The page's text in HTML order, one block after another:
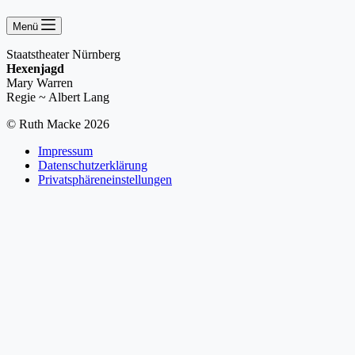
Menü
Staatstheater Nürnberg
Hexenjagd
Mary Warren
Regie ~ Albert Lang
© Ruth Macke 2026
Impressum
Datenschutzerklärung
Privatsphäreneinstellungen